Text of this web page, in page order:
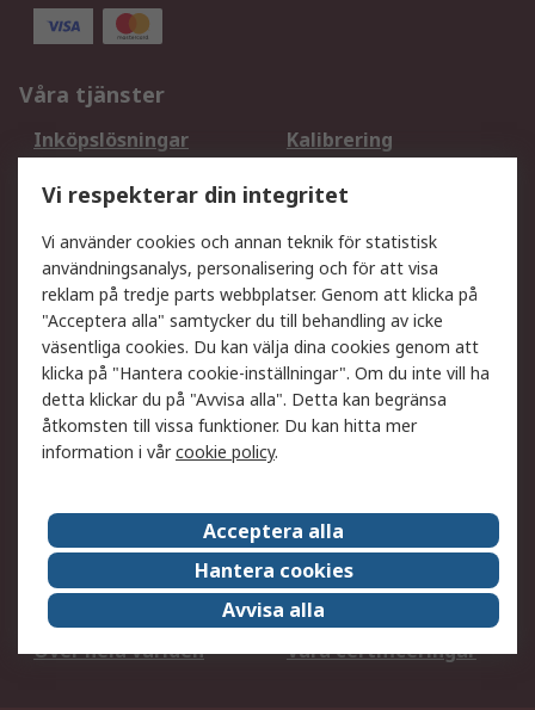
Våra tjänster
Inköpslösningar
Kalibrering
DesignSpark
Teknisk Support
Ditt lokala säljteam
Exportlösningar
Support
Få hjälp
Retur av varor
Leverans
Spåra din order
Begär en fakturakopi
Fördelar med RS-konto
Betalningsalternativ
Om RS
Försäljningsvillkor
Det juridiska
Press Centre
Jobba hos RS
ESG
Över hela världen
Våra certificeringar
Vi respekterar din integritet
Vi använder cookies och annan teknik för statistisk
användningsanalys, personalisering och för att visa
reklam på tredje parts webbplatser. Genom att klicka på
"Acceptera alla" samtycker du till behandling av icke
väsentliga cookies. Du kan välja dina cookies genom att
klicka på "Hantera cookie-inställningar". Om du inte vill ha
detta klickar du på "Avvisa alla". Detta kan begränsa
åtkomsten till vissa funktioner. Du kan hitta mer
information i vårcookie policy.
Acceptera alla
Hantera cookies
Avvisa alla